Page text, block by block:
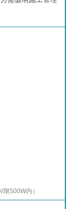
限500W内）